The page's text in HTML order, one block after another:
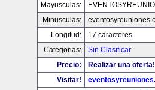
Mayusculas:
Minusculas:
Longitud:
17 caracteres
Categorias:
Sin Clasificar
Precio:
Realizar una oferta!
Visitar!